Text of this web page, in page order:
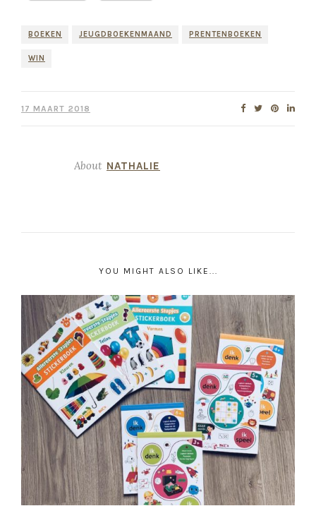
BOEKEN JEUGDBOEKENMAAND PRENTENBOEKEN
WIN
17 MAART 2018
About NATHALIE
YOU MIGHT ALSO LIKE...